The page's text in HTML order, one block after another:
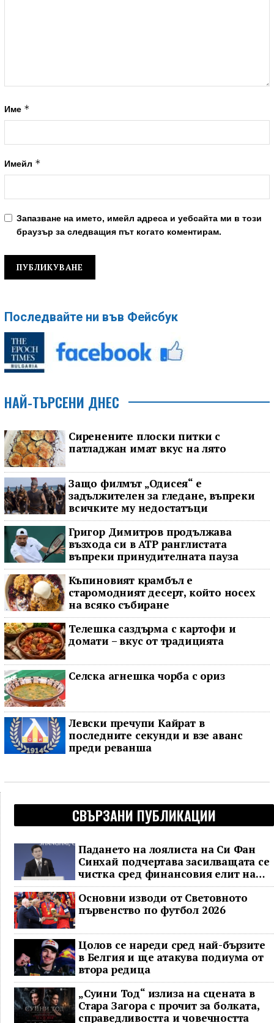
Име *
Имейл *
Запазване на името, имейл адреса и уебсайта ми в този
браузър за следващия път когато коментирам.
Последвайте ни във Фейсбук
НАЙ-ТЪРСЕНИ ДНЕС
Сиренените плоски питки с
патладжан имат вкус на лято
Защо филмът „Одисея“ е
задължителен за гледане, въпреки
всичките му недостатъци
Григор Димитров продължава
възхода си в ATP ранглистата
въпреки принудителната пауза
Къпиновият крамбъл е
старомодният десерт, който носех
на всяко събиране
Телешка саздърма с картофи и
домати – вкус от традицията
Селска агнешка чорба с ориз
Левски пречупи Кайрат в
последните секунди и взе аванс
преди реванша
СВЪРЗАНИ ПУБЛИКАЦИИ
Падането на лоялиста на Си Фан
Синхай подчертава засилващата се
чистка сред финансовия елит на
Китай
Основни изводи от Световното
първенство по футбол 2026
Цолов се нареди сред най-бързите
в Белгия и ще атакува подиума от
втора редица
„Суини Тод“ излиза на сцената в
Стара Загора с прочит за болката,
справедливостта и човечността